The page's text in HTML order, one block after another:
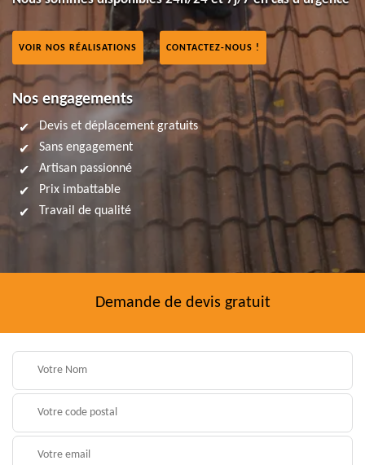
VOIR NOS RÉALISATIONS CONTACTEZ-NOUS !
Nos engagements
Devis et déplacement gratuits
Sans engagement
Artisan passionné
Prix imbattable
Travail de qualité
Demande de devis gratuit